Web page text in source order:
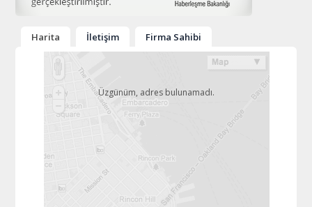
Harita İletişim Firma Sahibi
Üzgünüm, adres bulunamadı.